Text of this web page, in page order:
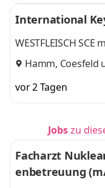
International
WESTFLEISCH SCE
Hamm, Coesfeld
vor 2 Tagen
Jobszu
Facharzt
enbetreuung